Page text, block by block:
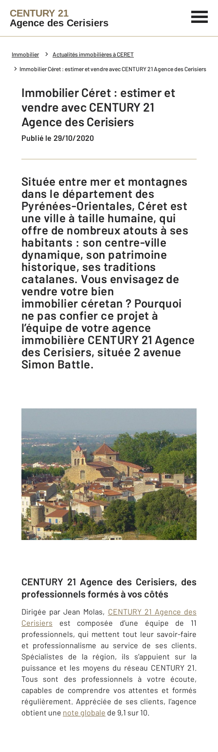
CENTURY 21
Agence des Cerisiers
Immobilier Actualités immobilières à CERET
Immobilier Céret : estimer et vendre avec CENTURY 21 Agence des Cerisiers
Immobilier Céret : estimer et
vendre avec CENTURY 21
Agence des Cerisiers
Publié le 29/10/2020
Située entre mer et montagnes
dans le département des
Pyrénées-Orientales, Céret est
une ville à taille humaine, qui
offre de nombreux atouts à ses
habitants : son centre-ville
dynamique, son patrimoine
historique, ses traditions
catalanes. Vous envisagez de
vendre votre bien
immobilier céretan ? Pourquoi
ne pas confier ce projet à
l’équipe de votre agence
immobilière CENTURY 21 Agence
des Cerisiers, située 2 avenue
Simon Battle.
CENTURY 21 Agence des Cerisiers, des
professionnels formés à vos côtés
Dirigée par Jean Molas, CENTURY 21 Agence des
Cerisiers est composée d’une équipe de 11
professionnels, qui mettent tout leur savoir-faire
et professionnalisme au service de ses clients.
Spécialistes de la région, ils s’appuient sur la
puissance et les moyens du réseau CENTURY 21.
Tous sont des professionnels à votre écoute,
capables de comprendre vos attentes et formés
régulièrement. Appréciée de ses clients, l’agence
obtient une note globale de 9,1 sur 10.